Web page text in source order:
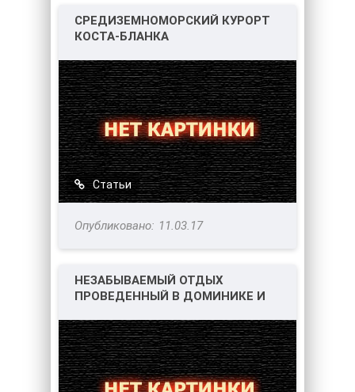
СРЕДИЗЕМНОМОРСКИЙ КУРОРТ
КОСТА-БЛАНКА
Статьи
11.03.17
НЕЗАБЫВАЕМЫЙ ОТДЫХ
ПРОВЕДЕННЫЙ В ДОМИНИКЕ И